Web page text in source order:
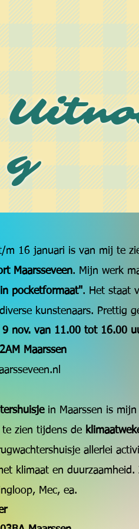
g
m 16 januari is van mij te
Maarsseveen. Mijn werk
pocketformaat". Het staat
kunstenaars. Prettig
nov. van 11.00 tot 16.00
Maarssen
in Maarssen is mijn
zien tijdens de
allerlei
klimaat en
Mec, ea.